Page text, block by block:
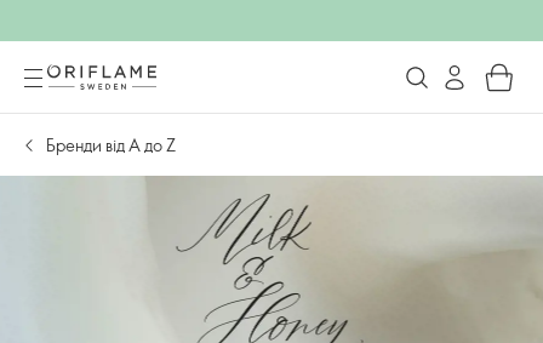
Бренди від А до Z